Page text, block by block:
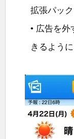
拡張パッ
• 広告を
きるよう